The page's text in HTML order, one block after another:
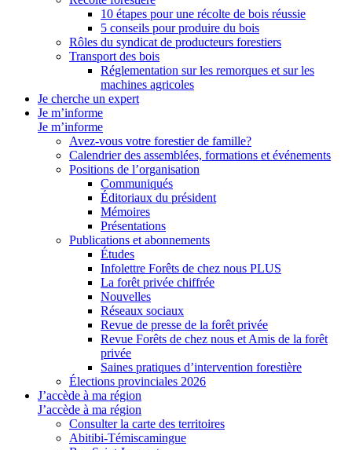
10 étapes pour une récolte de bois réussie
5 conseils pour produire du bois
Rôles du syndicat de producteurs forestiers
Transport des bois
Réglementation sur les remorques et sur les
machines agricoles
Je cherche un expert
Je m’informe
Je m’informe
Avez-vous votre forestier de famille?
Calendrier des assemblées, formations et événements
Positions de l’organisation
Communiqués
Éditoriaux du président
Mémoires
Présentations
Publications et abonnements
Études
Infolettre Forêts de chez nous PLUS
La forêt privée chiffrée
Nouvelles
Réseaux sociaux
Revue de presse de la forêt privée
Revue Forêts de chez nous et Amis de la forêt
privée
Saines pratiques d’intervention forestière
Élections provinciales 2026
J’accède à ma région
J’accède à ma région
Consulter la carte des territoires
Abitibi-Témiscamingue